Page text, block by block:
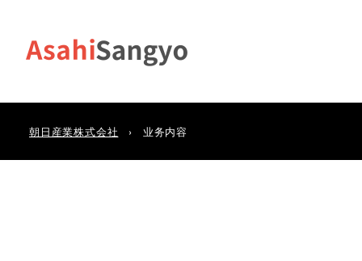
朝日産業株式会社 业务内容